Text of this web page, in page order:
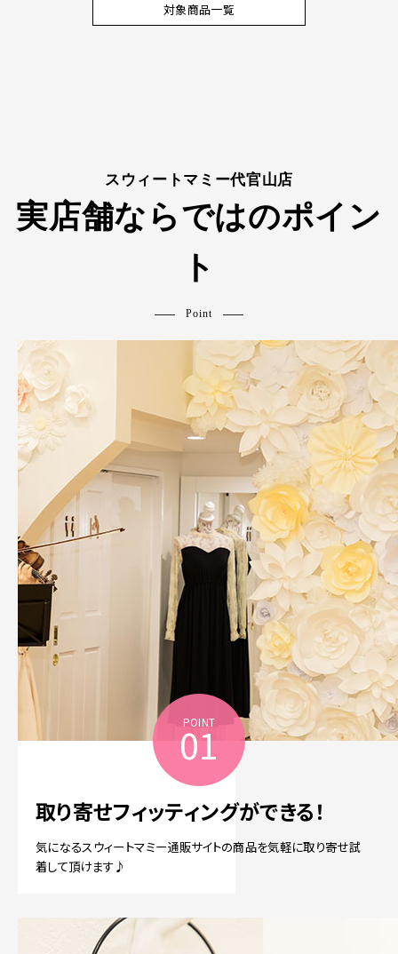
対象商品一覧
スウィートマミー代官山店
実店舗ならではのポイン
ト
Point
POINT
01
取り寄せフィッティングができる！
気になるスウィートマミー通販サイトの商品を気軽に取り寄せ試
着して頂けます♪